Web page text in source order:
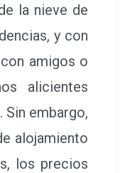
la nieve de
y con
amigos o
alicientes
Sin embargo,
alojamiento
los precios